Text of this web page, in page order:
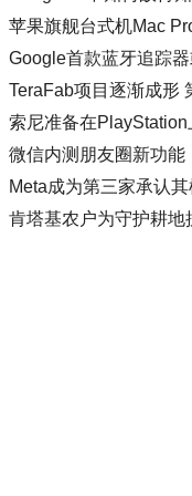
苹果旗舰台式机Mac
Google首款蓝牙追踪
TeraFab项目逐渐成形
索尼准备在
微信内测朋友圈新功能
Meta成为第三家承认
肯塔基农户为守护耕